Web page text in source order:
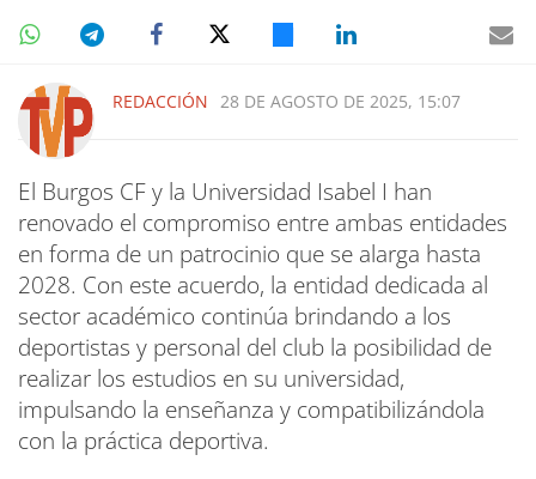
REDACCIÓN 28 DE AGOSTO DE 2025, 15:07
El Burgos CF y la Universidad Isabel I han
renovado el compromiso entre ambas entidades
en forma de un patrocinio que se alarga hasta
2028. Con este acuerdo, la entidad dedicada al
sector académico continúa brindando a los
deportistas y personal del club la posibilidad de
realizar los estudios en su universidad,
impulsando la enseñanza y compatibilizándola
con la práctica deportiva.